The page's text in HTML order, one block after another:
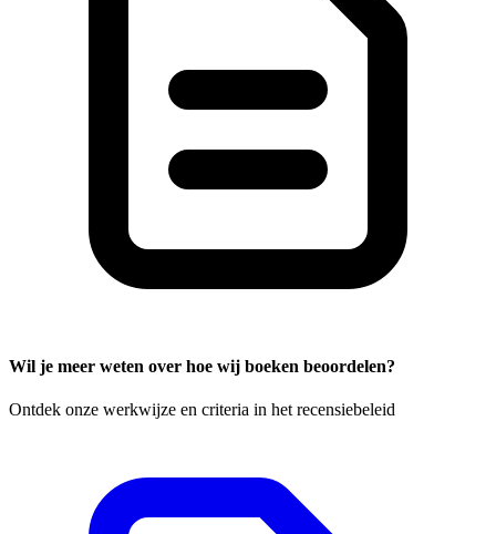
Wil je meer weten over hoe wij boeken beoordelen?
Ontdek onze werkwijze en criteria in het recensiebeleid